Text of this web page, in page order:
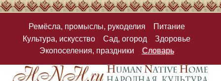
Ремёсла, промыслы, рукоделия
Питание
Культура, искусство
Сад, огород
Здоровье
Экопоселения, праздники
Словарь